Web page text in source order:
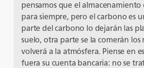
pensamos que el almacenamiento
para siempre, pero el carbono es
parte del carbono lo dejarán las
suelo, otra parte se la comerán los
volverá a la atmósfera. Piense en
fuera su cuenta bancaria: no se